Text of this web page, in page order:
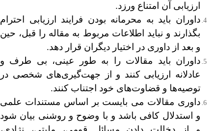
ارزیابی آن امتناع ورزد.
داوران باید به محرمانه بودن فرایند ارزیابی احترام
بگذارند و نباید اطلاعات مربوط به مقاله را قبل، حین
و بعد از داوری در اختیار دیگران قرار دهد.
داوران باید مقالات را به طور عینی، بی طرف و
عادلانه ارزیابی کنند و از جهت‌گیری‌های شخصی در
توصیه‌ها و قضاوت‌های خود اجتناب کنند.
داوری مقالات می بایست بر اساس مستندات علمی
و استدلال کافی باشد و با وضوح و روشنی بیان شود